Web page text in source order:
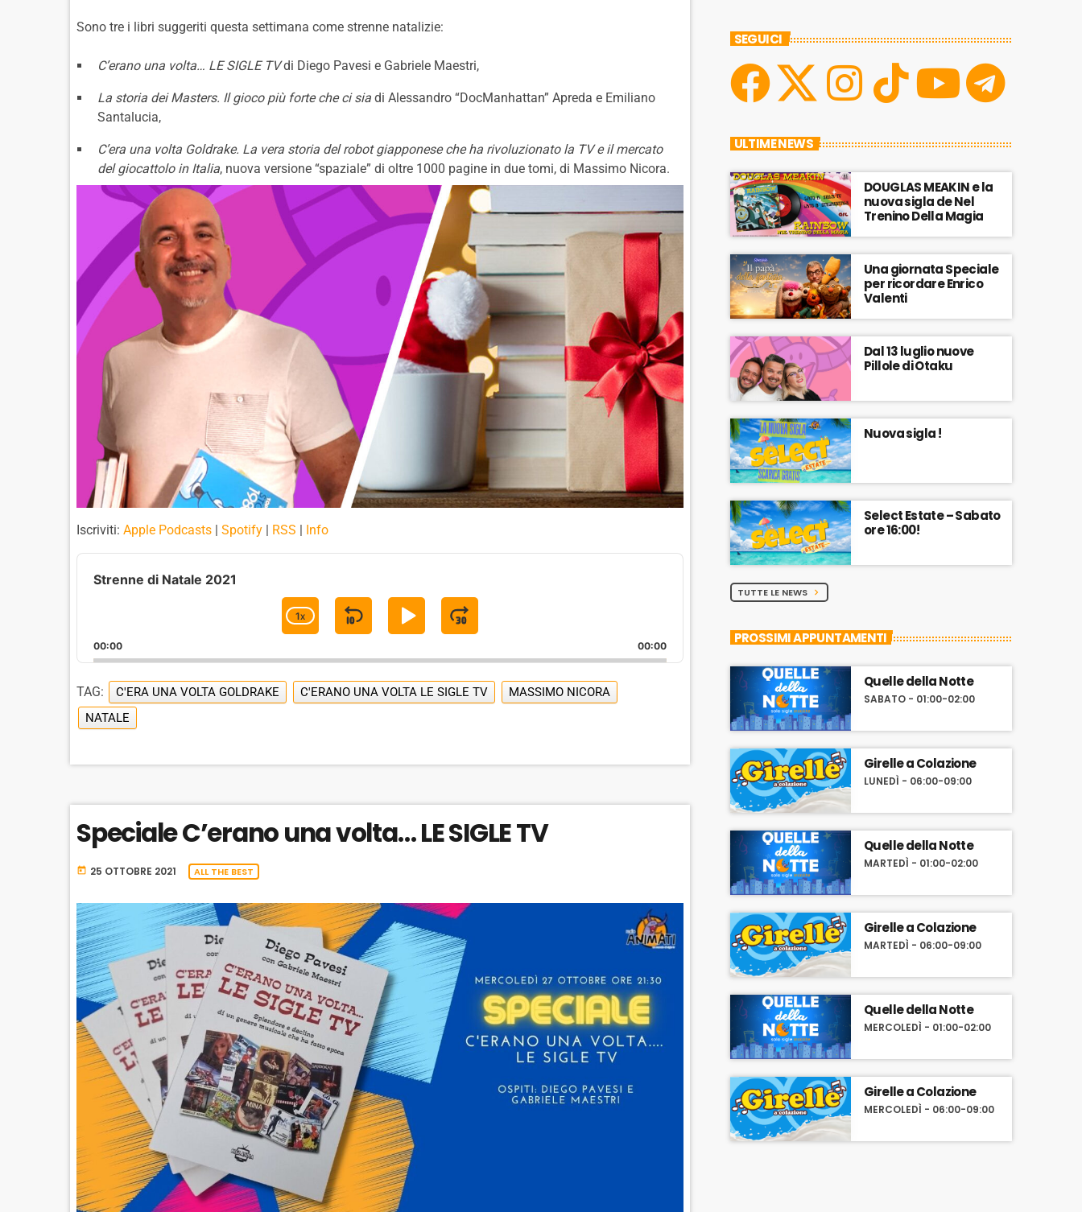
Sono tre i libri suggeriti questa settimana come strenne natalizie:
C’erano una volta… LE SIGLE TVdi Diego Pavesi e Gabriele Maestri,
La storia dei Masters. Il gioco più forte che ci sia di Alessandro “DocManhattan” Apreda e Emiliano
Santalucia,
C’era una volta Goldrake. La vera storia del robot giapponese che ha rivoluzionato la TV e il mercato
del giocattolo in Italia, nuova versione “spaziale” di oltre 1000 pagine in due tomi, di Massimo Nicora.
Iscriviti: Apple Podcasts | Spotify | RSS | Info
A
l
y
e
r
Strenne di Natale 2021
C
H
A
G
E
Y
A
K
R
1X
S
I
P
C
W
A
P
A
Y
U
E
J
M
P
R
A
R
00:00 00:00
TAG: C'ERA UNA VOLTA GOLDRAKE C'ERANO UNA VOLTA LE SIGLE TV
MASSIMO NICORA
NATALE
Speciale C’erano una volta… LE SIGLE TV
today 25 OTTOBRE 2021 ALL THE BEST
SEGUICI
ULTIME NEWS
DOUGLAS MEAKIN e la
nuova sigla de Nel
Trenino Della Magia
Una giornata Speciale
per ricordare Enrico
Valenti
Dal 13 luglio nuove
Pillole di Otaku
Nuova sigla !
Select Estate – Sabato
ore 16:00!
TUTTE LE NEWS chevron_right
PROSSIMI APPUNTAMENTI
Quelle della Notte
SABATO - 01:00-02:00
Girelle a Colazione
LUNEDÌ - 06:00-09:00
Quelle della Notte
MARTEDÌ - 01:00-02:00
Girelle a Colazione
MARTEDÌ - 06:00-09:00
Quelle della Notte
MERCOLEDÌ - 01:00-02:00
Girelle a Colazione
MERCOLEDÌ - 06:00-09:00